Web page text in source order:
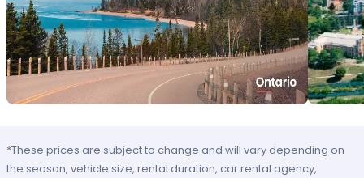
*These prices are subject to change and will vary depending on
the season, vehicle size, rental duration, car rental agency,